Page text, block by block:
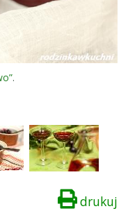
.
drukuj